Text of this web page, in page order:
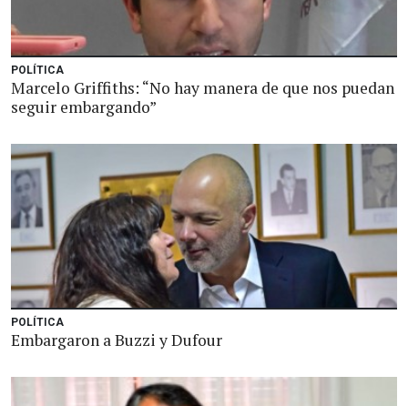
POLÍTICA
Marcelo Griffiths: “No hay manera de que nos puedan
seguir embargando”
POLÍTICA
Embargaron a Buzzi y Dufour